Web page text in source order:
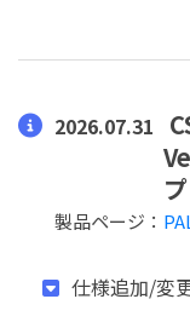
2026.07.31
製品ページ：
仕様追加/変